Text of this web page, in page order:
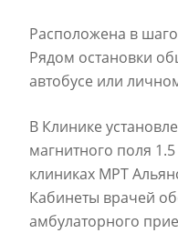
Расположена в
Рядом остановки
автобусе или
В Клинике
магнитного поля
клиниках МРТ
Кабинеты врачей
амбулаторного